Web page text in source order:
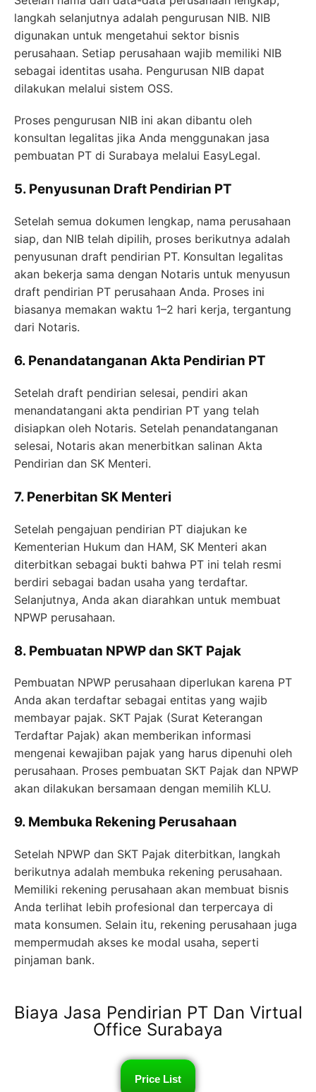
langkah selanjutnya adalah pengurusan NIB. NIB
digunakan untuk mengetahui sektor bisnis
perusahaan. Setiap perusahaan wajib memiliki NIB
sebagai identitas usaha. Pengurusan NIB dapat
dilakukan melalui sistem OSS.
Proses pengurusan NIB ini akan dibantu oleh
konsultan legalitas jika Anda menggunakan jasa
pembuatan PT di Surabaya melalui EasyLegal.
5. Penyusunan Draft Pendirian PT
Setelah semua dokumen lengkap, nama perusahaan
siap, dan NIB telah dipilih, proses berikutnya adalah
penyusunan draft pendirian PT. Konsultan legalitas
akan bekerja sama dengan Notaris untuk menyusun
draft pendirian PT perusahaan Anda. Proses ini
biasanya memakan waktu 1–2 hari kerja, tergantung
dari Notaris.
6. Penandatanganan Akta Pendirian PT
Setelah draft pendirian selesai, pendiri akan
menandatangani akta pendirian PT yang telah
disiapkan oleh Notaris. Setelah penandatanganan
selesai, Notaris akan menerbitkan salinan Akta
Pendirian dan SK Menteri.
7. Penerbitan SK Menteri
Setelah pengajuan pendirian PT diajukan ke
Kementerian Hukum dan HAM, SK Menteri akan
diterbitkan sebagai bukti bahwa PT ini telah resmi
berdiri sebagai badan usaha yang terdaftar.
Selanjutnya, Anda akan diarahkan untuk membuat
NPWP perusahaan.
8. Pembuatan NPWP dan SKT Pajak
Pembuatan NPWP perusahaan diperlukan karena PT
Anda akan terdaftar sebagai entitas yang wajib
membayar pajak. SKT Pajak (Surat Keterangan
Terdaftar Pajak) akan memberikan informasi
mengenai kewajiban pajak yang harus dipenuhi oleh
perusahaan. Proses pembuatan SKT Pajak dan NPWP
akan dilakukan bersamaan dengan memilih KLU.
9. Membuka Rekening Perusahaan
Setelah NPWP dan SKT Pajak diterbitkan, langkah
berikutnya adalah membuka rekening perusahaan.
Memiliki rekening perusahaan akan membuat bisnis
Anda terlihat lebih profesional dan terpercaya di
mata konsumen. Selain itu, rekening perusahaan juga
mempermudah akses ke modal usaha, seperti
pinjaman bank.
Biaya Jasa Pendirian PT Dan Virtual
Office Surabaya
Price List